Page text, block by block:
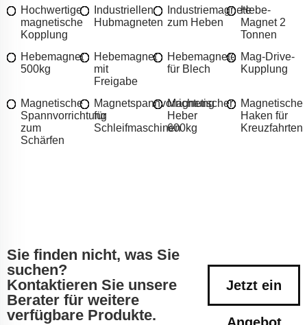
Hochwertige
magnetische
Kopplung
Industriellen
Hubmagneten
Industriemagnete
zum Heben
Hebe-
Magnet 2
Tonnen
Hebemagnet
500kg
Hebemagnet
mit
Freigabe
Hebemagnete
für Blech
Mag-Drive-
Kupplung
Magnetische
Spannvorrichtung
zum
Schärfen
Magnetspannvorrichtung
für
Schleifmaschinen
Magnetischer
Heber
600kg
Magnetische
Haken für
Kreuzfahrten
Sie finden nicht, was Sie
suchen?
Kontaktieren Sie unsere
Berater für weitere
verfügbare Produkte.
Jetzt ein